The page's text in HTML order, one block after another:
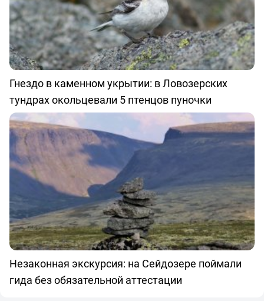
Гнездо в каменном укрытии: в Ловозерских
тундрах окольцевали 5 птенцов пуночки
Незаконная экскурсия: на Сейдозере поймали
гида без обязательной аттестации